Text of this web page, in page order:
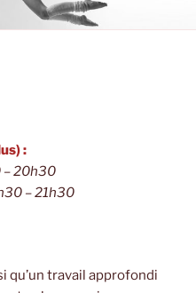
:
– 20h30
– 21h30
qu’un travail approfondi